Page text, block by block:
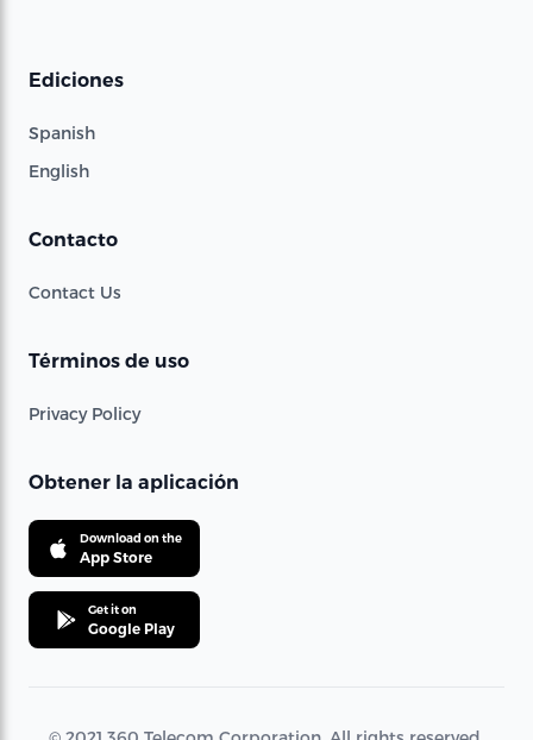
Ediciones
Spanish
English
Contacto
Contact Us
Términos de uso
Privacy Policy
Obtener la aplicación
Download on the
App Store
Get it on
Google Play